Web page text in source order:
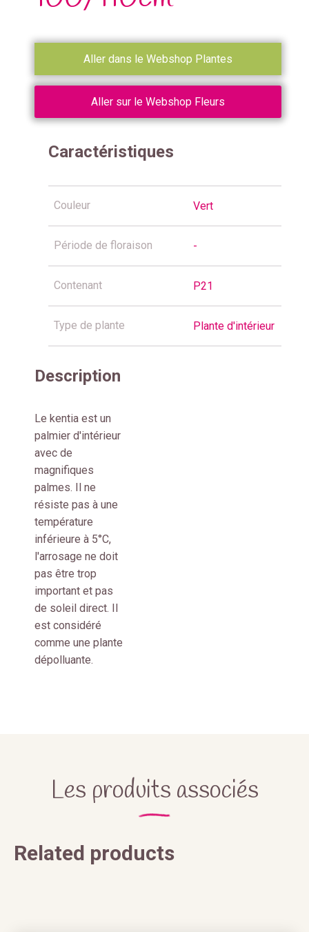
Aller dans le Webshop Plantes
Aller sur le Webshop Fleurs
Caractéristiques
Couleur Vert
Période de floraison -
Contenant P21
Type de plante Plante d'intérieur
Description
Le kentia est un
palmier d'intérieur
avec de
magnifiques
palmes. Il ne
résiste pas à une
température
inférieure à 5°C,
l'arrosage ne doit
pas être trop
important et pas
de soleil direct. Il
est considéré
comme une plante
dépolluante.
Les produits associés
Related products